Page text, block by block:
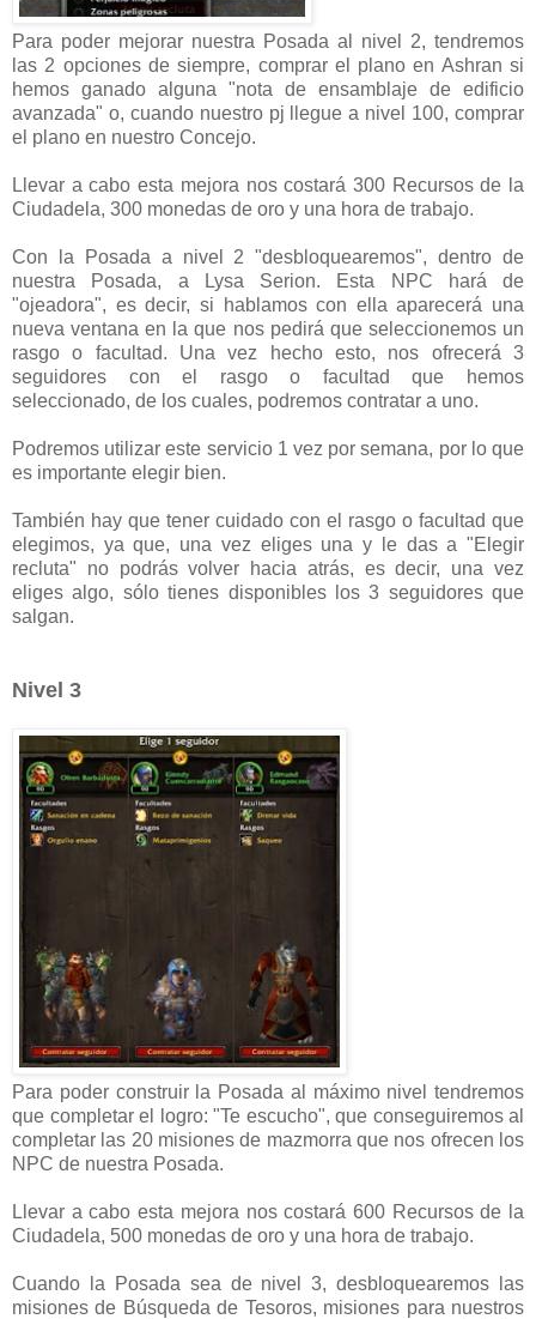
Para poder mejorar nuestra Posada al nivel 2, tendremos
las 2 opciones de siempre, comprar el plano en Ashran si
hemos ganado alguna "nota de ensamblaje de edificio
avanzada" o, cuando nuestro pj llegue a nivel 100, comprar
el plano en nuestro Concejo.
Llevar a cabo esta mejora nos costará 300 Recursos de la
Ciudadela, 300 monedas de oro y una hora de trabajo.
Con la Posada a nivel 2 "desbloquearemos", dentro de
nuestra Posada, a Lysa Serion. Esta NPC hará de
"ojeadora", es decir, si hablamos con ella aparecerá una
nueva ventana en la que nos pedirá que seleccionemos un
rasgo o facultad. Una vez hecho esto, nos ofrecerá 3
seguidores con el rasgo o facultad que hemos
seleccionado, de los cuales, podremos contratar a uno.
Podremos utilizar este servicio 1 vez por semana, por lo que
es importante elegir bien.
También hay que tener cuidado con el rasgo o facultad que
elegimos, ya que, una vez eliges una y le das a "Elegir
recluta" no podrás volver hacia atrás, es decir, una vez
eliges algo, sólo tienes disponibles los 3 seguidores que
salgan.
Nivel 3
Para poder construir la Posada al máximo nivel tendremos
que completar el logro: "Te escucho", que conseguiremos al
completar las 20 misiones de mazmorra que nos ofrecen los
NPC de nuestra Posada.
Llevar a cabo esta mejora nos costará 600 Recursos de la
Ciudadela, 500 monedas de oro y una hora de trabajo.
Cuando la Posada sea de nivel 3, desbloquearemos las
misiones de Búsqueda de Tesoros, misiones para nuestros